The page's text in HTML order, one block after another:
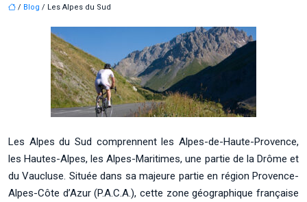
/ Blog / Les Alpes du Sud
Les Alpes du Sud comprennent les Alpes-de-Haute-Provence,
les Hautes-Alpes, les Alpes-Maritimes, une partie de la Drôme et
du Vaucluse. Située dans sa majeure partie en région Provence-
Alpes-Côte d’Azur (P.A.C.A.), cette zone géographique française